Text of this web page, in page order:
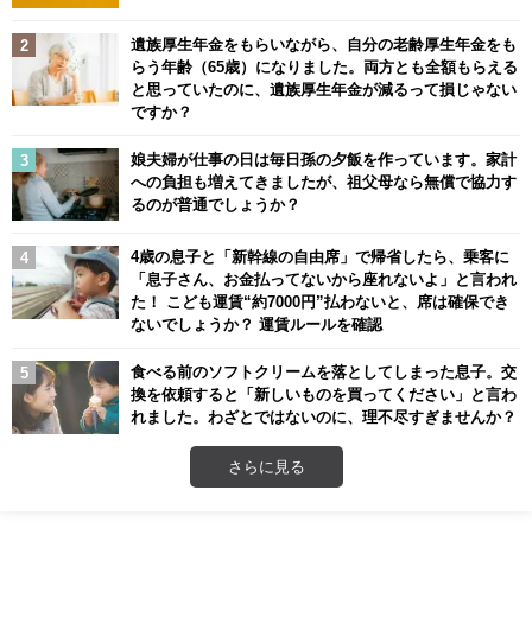
遺族厚生年金をもらいながら、自分の老齢厚生年金をも
らう年齢（65歳）になりました。両方とも全額もらえる
と思っていたのに、遺族厚生年金が減るって損じゃない
ですか？
娘夫婦が仕事の日は毎日孫の夕飯を作っています。家計
への負担も増えてきましたが、祖父母なら無償で協力す
るのが普通でしょうか？
4歳の息子と「新幹線の自由席」で帰省したら、乗客に
「息子さん、お金払ってないから座れないよ」と言われ
た！ こども運賃“約7000円”払わないと、席は確保でき
ないでしょうか？ 運賃ルールを確認
食べる前のソフトクリームを落としてしまった息子。交
換を依頼すると「新しいものを買ってください」と言わ
れました。わざとではないのに、理不尽すぎませんか？
さらに見る